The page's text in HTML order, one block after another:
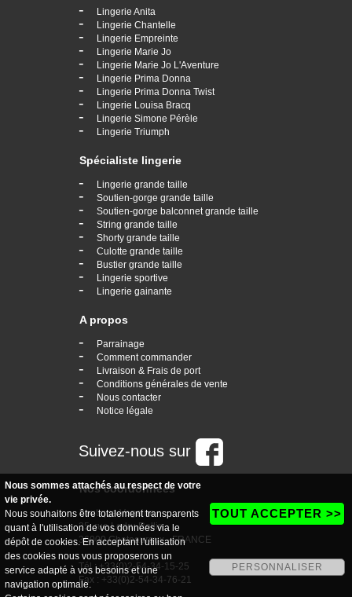
- Lingerie Anita
- Lingerie Chantelle
- Lingerie Empreinte
- Lingerie Marie Jo
- Lingerie Marie Jo L'Aventure
- Lingerie Prima Donna
- Lingerie Prima Donna Twist
- Lingerie Louisa Bracq
- Lingerie Simone Pérèle
- Lingerie Triumph
Spécialiste lingerie
- Lingerie grande taille
- Soutien-gorge grande taille
- Soutien-gorge balconnet grande taille
- String grande taille
- Shorty grande taille
- Culotte grande taille
- Bustier grande taille
- Lingerie sportive
- Lingerie gainante
A propos
- Parrainage
- Comment commander
- Livraison & Frais de port
- Conditions générales de vente
- Nous contacter
- Notice légale
Suivez-nous sur
Nos coordonnées
boutique Vogaine
35, rue Ledru Rollin
36000 Chateauroux - FRANCE
Tél : +33(0)2-54-34-15-25
Fax : +33(0)2-54-34-76-21
Nous sommes attachés au respect de votre
vie privée.
Nous souhaitons être totalement transparents
quant à l'utilisation de vos données via le
dépôt de cookies. En acceptant l'utilisation
des cookies nous vous proposerons un
service adapté à vos besoins et une
navigation optimale.
TOUT ACCEPTER >>
PERSONNALISER